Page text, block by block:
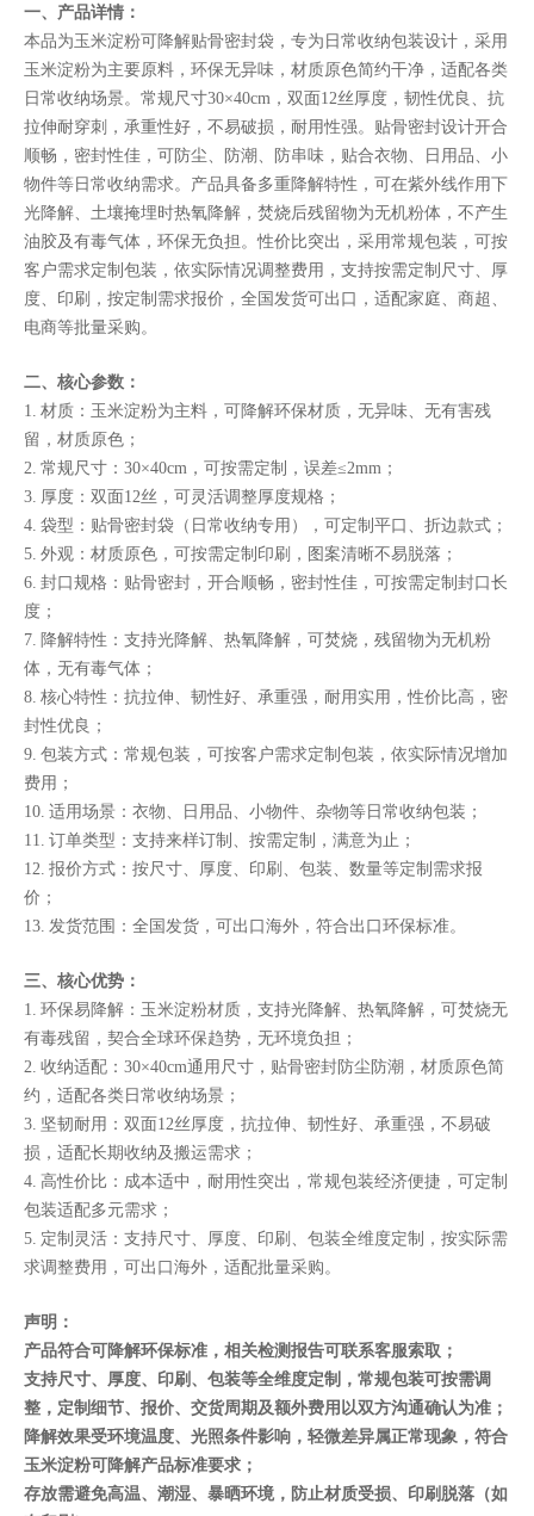
一、产品详情：
本品为玉米淀粉可降解贴骨密封袋，专为日常收纳包装设计，采用
玉米淀粉为主要原料，环保无异味，材质原色简约干净，适配各类
日常收纳场景。常规尺寸30×40cm，双面12丝厚度，韧性优良、抗
拉伸耐穿刺，承重性好，不易破损，耐用性强。贴骨密封设计开合
顺畅，密封性佳，可防尘、防潮、防串味，贴合衣物、日用品、小
物件等日常收纳需求。产品具备多重降解特性，可在紫外线作用下
光降解、土壤掩埋时热氧降解，焚烧后残留物为无机粉体，不产生
油胶及有毒气体，环保无负担。性价比突出，采用常规包装，可按
客户需求定制包装，依实际情况调整费用，支持按需定制尺寸、厚
度、印刷，按定制需求报价，全国发货可出口，适配家庭、商超、
电商等批量采购。
二、核心参数：
1. 材质：玉米淀粉为主料，可降解环保材质，无异味、无有害残
留，材质原色；
2. 常规尺寸：30×40cm，可按需定制，误差≤2mm；
3. 厚度：双面12丝，可灵活调整厚度规格；
4. 袋型：贴骨密封袋（日常收纳专用），可定制平口、折边款式；
5. 外观：材质原色，可按需定制印刷，图案清晰不易脱落；
6. 封口规格：贴骨密封，开合顺畅，密封性佳，可按需定制封口长
度；
7. 降解特性：支持光降解、热氧降解，可焚烧，残留物为无机粉
体，无有毒气体；
8. 核心特性：抗拉伸、韧性好、承重强，耐用实用，性价比高，密
封性优良；
9. 包装方式：常规包装，可按客户需求定制包装，依实际情况增加
费用；
10. 适用场景：衣物、日用品、小物件、杂物等日常收纳包装；
11. 订单类型：支持来样订制、按需定制，满意为止；
12. 报价方式：按尺寸、厚度、印刷、包装、数量等定制需求报
价；
13. 发货范围：全国发货，可出口海外，符合出口环保标准。
三、核心优势：
1. 环保易降解：玉米淀粉材质，支持光降解、热氧降解，可焚烧无
有毒残留，契合全球环保趋势，无环境负担；
2. 收纳适配：30×40cm通用尺寸，贴骨密封防尘防潮，材质原色简
约，适配各类日常收纳场景；
3. 坚韧耐用：双面12丝厚度，抗拉伸、韧性好、承重强，不易破
损，适配长期收纳及搬运需求；
4. 高性价比：成本适中，耐用性突出，常规包装经济便捷，可定制
包装适配多元需求；
5. 定制灵活：支持尺寸、厚度、印刷、包装全维度定制，按实际需
求调整费用，可出口海外，适配批量采购。
声明：
产品符合可降解环保标准，相关检测报告可联系客服索取；
支持尺寸、厚度、印刷、包装等全维度定制，常规包装可按需调
整，定制细节、报价、交货周期及额外费用以双方沟通确认为准；
降解效果受环境温度、光照条件影响，轻微差异属正常现象，符合
玉米淀粉可降解产品标准要求；
存放需避免高温、潮湿、暴晒环境，防止材质受损、印刷脱落（如